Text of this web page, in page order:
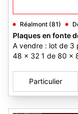
Réalmont (81)
Plaques en fonte
A vendre : lot de 3
48 x 32 1 de 80 x
Particulier